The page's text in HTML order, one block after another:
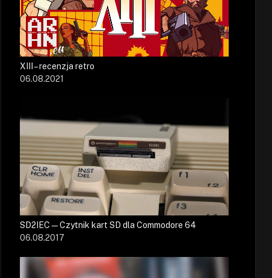
XIII – recenzja retro
06.08.2021
SD2IEC — Czytnik kart SD dla Commodore 64
06.08.2017